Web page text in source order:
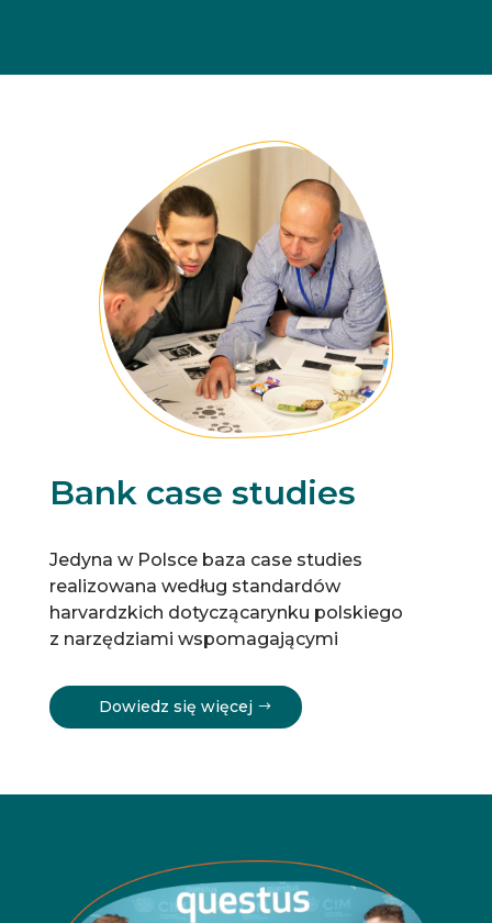
Bank case studies
Jedyna w Polsce baza case studies
realizowana według standardów
harvardzkich dotyczącarynku polskiego
z narzędziami wspomagającymi
Dowiedz się więcej